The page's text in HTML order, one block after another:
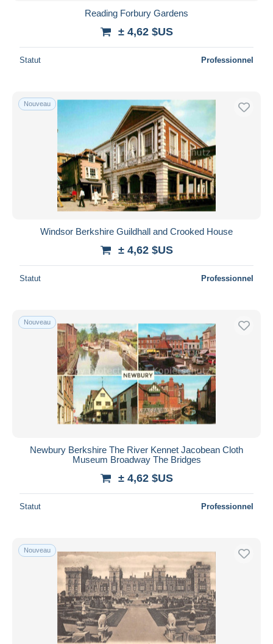
Reading Forbury Gardens
± 4,62 $US
Statut Professionnel
Nouveau
Windsor Berkshire Guildhall and Crooked House
± 4,62 $US
Statut Professionnel
Nouveau
Newbury Berkshire The River Kennet Jacobean Cloth
Museum Broadway The Bridges
± 4,62 $US
Statut Professionnel
Nouveau